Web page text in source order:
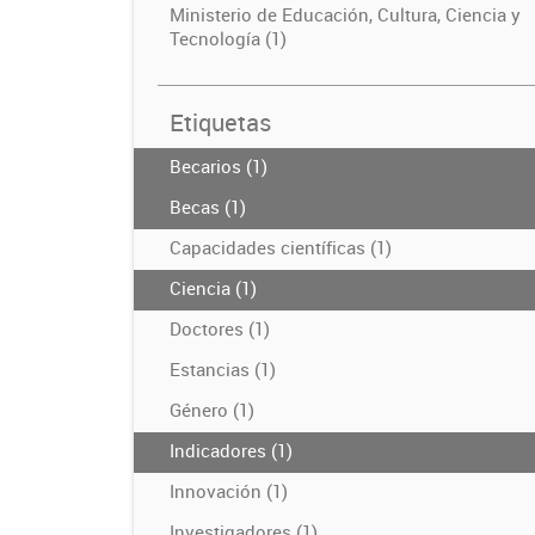
Ministerio de Educación, Cultura, Ciencia y
Tecnología (1)
Etiquetas
Becarios (1)
Becas (1)
Capacidades científicas (1)
Ciencia (1)
Doctores (1)
Estancias (1)
Género (1)
Indicadores (1)
Innovación (1)